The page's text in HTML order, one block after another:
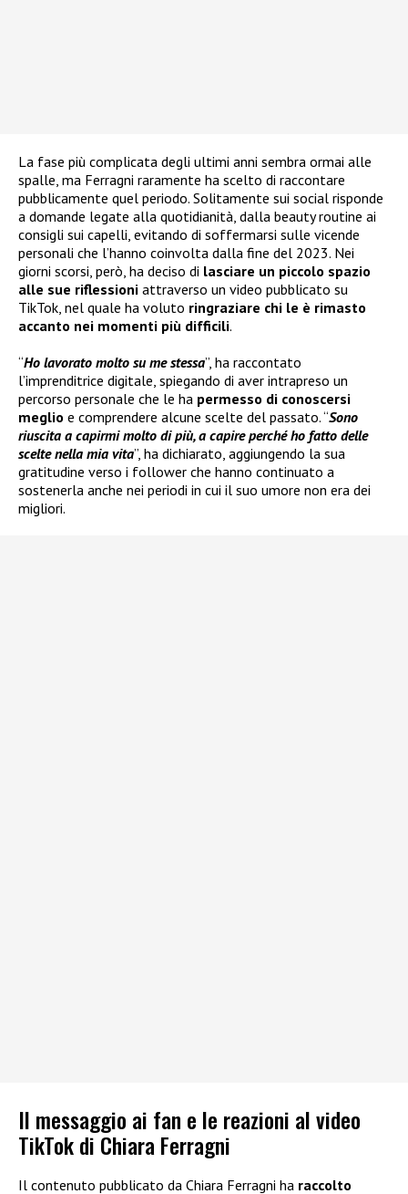
La fase più complicata degli ultimi anni sembra ormai alle
spalle, ma Ferragni raramente ha scelto di raccontare
pubblicamente quel periodo. Solitamente sui social risponde
a domande legate alla quotidianità, dalla beauty routine ai
consigli sui capelli, evitando di soffermarsi sulle vicende
personali che l’hanno coinvolta dalla fine del 2023. Nei
giorni scorsi, però, ha deciso di lasciare un piccolo spazio
alle sue riflessioni attraverso un video pubblicato su
TikTok, nel quale ha voluto ringraziare chi le è rimasto
accanto nei momenti più difficili.
“Ho lavorato molto su me stessa”, ha raccontato
l’imprenditrice digitale, spiegando di aver intrapreso un
percorso personale che le ha permesso di conoscersi
meglio e comprendere alcune scelte del passato. “Sono
riuscita a capirmi molto di più, a capire perché ho fatto delle
scelte nella mia vita”, ha dichiarato, aggiungendo la sua
gratitudine verso i follower che hanno continuato a
sostenerla anche nei periodi in cui il suo umore non era dei
migliori.
Il messaggio ai fan e le reazioni al video
TikTok di Chiara Ferragni
Il contenuto pubblicato da Chiara Ferragni ha raccolto